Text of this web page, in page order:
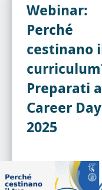
Webinar:
Perché
cestinano
Preparati al
Career Day
2025